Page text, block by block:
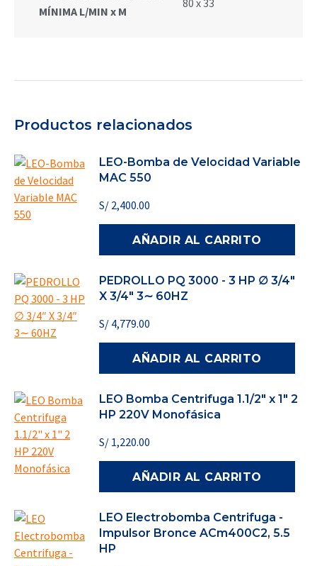
MÍNIMA L/MIN x M
80 x 33
Productos relacionados
LEO-Bomba de Velocidad Variable
MAC 550
S/ 2,400.00
AÑADIR AL CARRITO
PEDROLLO PQ 3000 - 3 HP ∅ 3/4″
X 3/4″ 3∼ 60HZ
S/ 4,779.00
AÑADIR AL CARRITO
LEO Bomba Centrifuga 1.1/2" x 1" 2
HP 220V Monofásica
S/ 1,220.00
AÑADIR AL CARRITO
LEO Electrobomba Centrifuga -
Impulsor Bronce ACm400C2, 5.5
HP